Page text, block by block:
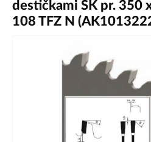
destičkami SK pr. 350
108 TFZ N